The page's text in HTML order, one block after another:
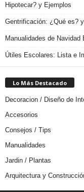
Hipotecar? y Ejemplos
Gentrificación: ¿Qué es?
Manualidades de
Útiles Escolares: Lista e
Lo Más Destacado
Decoracion / Diseño de
Accesorios
Consejos / Tips
Manualidades
Jardin / Plantas
Arquitectura y